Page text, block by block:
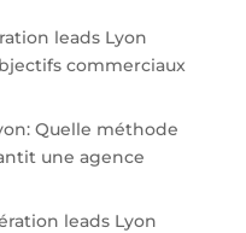
leads Lyon
commerciaux
Quelle méthode
une agence
leads Lyon